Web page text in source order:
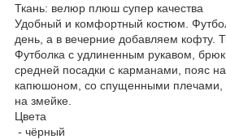
Ткань: велюр плюш супер качества
Удобный и комфортный костюм.
день, а в вечерние добавляем кофту.
Футболка с удлиненным рукавом,
средней посадки с карманами, пояс
капюшоном, со спущенными плечами,
на змейке.
Цвета
- чёрный